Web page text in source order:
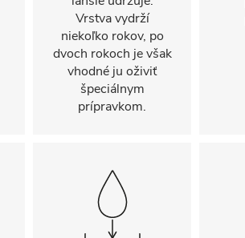
Vrstva vydrží
niekoľko rokov, po
dvoch rokoch je však
vhodné ju oživiť
špeciálnym
prípravkom.